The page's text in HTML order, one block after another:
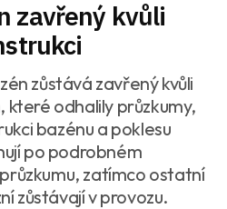
zavřený kvůli
zůstává zavřený kvůli
odhalily průzkumy,
bazénu a poklesu
po podrobném
zatímco ostatní
zůstávají v provozu.